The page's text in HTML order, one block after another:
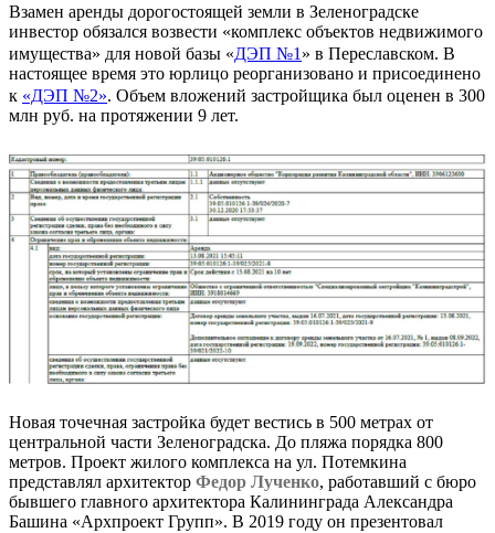
Взамен аренды дорогостоящей земли в Зеленоградске
инвестор обязался возвести «комплекс объектов недвижимого
имущества» для новой базы «ДЭП №1 » в Переславском. В
настоящее время это юрлицо реорганизовано и присоединено
к «ДЭП №2». Объем вложений застройщика был оценен в 300
млн руб. на протяжении 9 лет.
Новая точечная застройка будет вестись в 500 метрах от
центральной части Зеленоградска. До пляжа порядка 800
метров. Проект жилого комплекса на ул. Потемкина
представлял архитектор Федор Лученко, работавший с бюро
бывшего главного архитектора Калининграда Александра
Башина «Архпроект Групп». В 2019 году он презентовал